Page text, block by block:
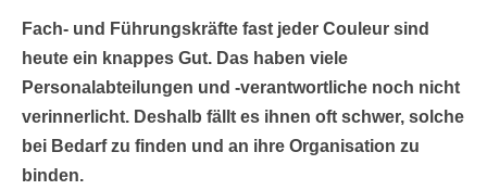
Fach- und Führungskräfte fast jeder Couleur sind
heute ein knappes Gut. Das haben viele
Personalabteilungen und -verantwortliche noch nicht
verinnerlicht. Deshalb fällt es ihnen oft schwer, solche
bei Bedarf zu finden und an ihre Organisation zu
binden.